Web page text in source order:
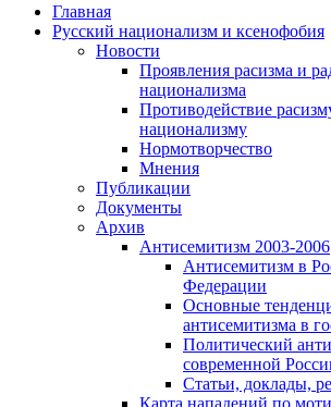
Главная
Русский национализм и ксенофобия
Новости
Проявления расизма и
национализма
Противодействие
национализму
Нормотворчество
Мнения
Публикации
Документы
Архив
Антисемитизм 2003-2006
Антисемитизм в
Федерации
Основные
антисемитизма в
Политический
современной
Статьи, доклады,
Карта нападений по